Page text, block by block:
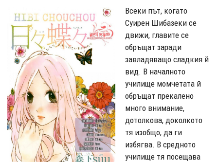
Всеки път, когато
Суирен Шибазеки се
движи, главите се
обръщат заради
завладяващо сладкия й
вид. В началното
училище момчетата й
обръщат прекалено
много внимание,
дотолкова, доколкото
тя изобщо, да ги
избягва. В средното
училище тя посещава